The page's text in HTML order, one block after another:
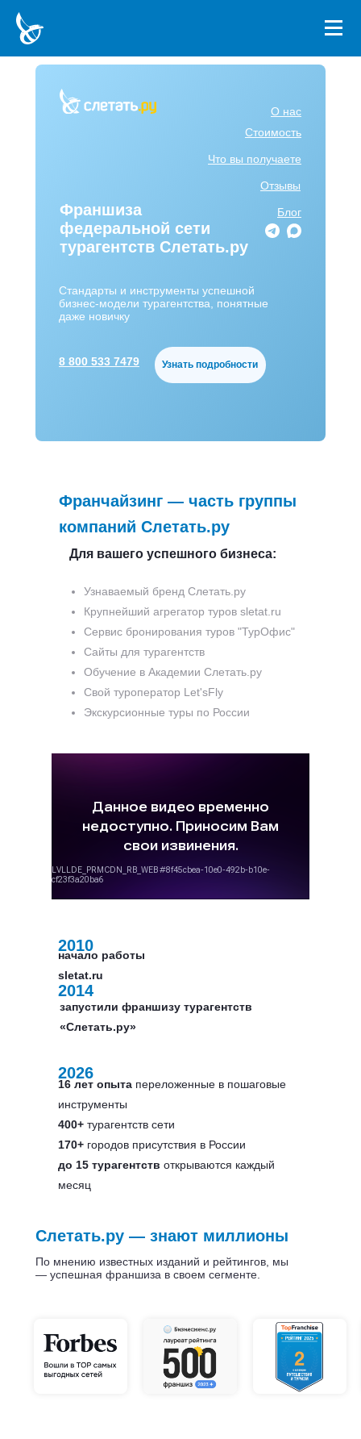
О нас
Франшиза
федеральной сети
турагентств Слетать.ру
Стандарты и инструменты успешной
бизнес-модели турагентства, понятные
даже новичку
Стоимость
Что вы получаете
Отзывы
Блог
8 800 533 7479 Узнать подробности
Узнаваемый бренд Слетать.ру
Крупнейший агрегатор туров sletat.ru
Сервис бронирования туров "ТурОфис"
Сайты для турагентств
Обучение в Академии Слетать.ру
Свой туроператор Let'sFly
Экскурсионные туры по России
Франчайзинг — часть группы
компаний Слетать.ру
Для вашего успешного бизнеса:
2010
2014
2026
начало работы
sletat.ru
запустили франшизу турагентств
«Слетать.ру»
16 лет опыта переложенные в пошаговые
инструменты
400+ турагентств сети
170+ городов присутствия в России
до 15 турагентств открываются каждый
месяц
Слетать.ру — знают миллионы
По мнению известных изданий и рейтингов, мы
— успешная франшиза в своем сегменте.